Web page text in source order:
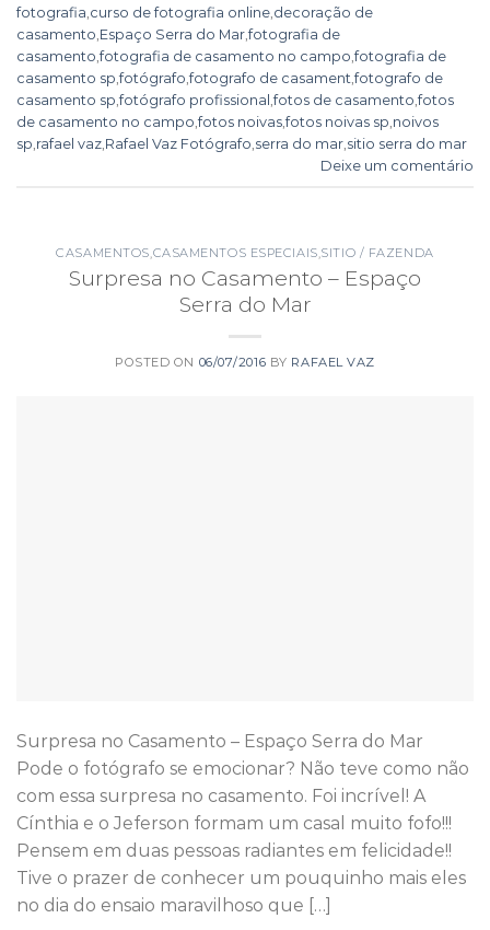
fotografia curso de fotografia online decoração de
casamento Espaço Serra do Mar,fotografia de
casamento ,fotografia de casamento no campo ,fotografia de
casamento sp ,fotógrafo ,fotografo de casament ,fotografo de
casamento sp ,fotógrafo profissional ,fotos de casamento ,fotos
de casamento no campo ,fotos noivas,fotos noivas sp noivos
sp rafael vaz Rafael Vaz Fotógrafo serra do mar sitio serra do mar
Deixe um comentário
CASAMENTOS CASAMENTOS ESPECIAIS SITIO / FAZENDA
Surpresa no Casamento – Espaço
Serra do Mar
POSTED ON 06/07/2016 BY RAFAEL VAZ
Surpresa no Casamento – Espaço Serra do Mar
Pode o fotógrafo se emocionar? Não teve como não
com essa surpresa no casamento. Foi incrível! A
Cínthia e o Jeferson formam um casal muito fofo!!!
Pensem em duas pessoas radiantes em felicidade!!
Tive o prazer de conhecer um pouquinho mais eles
no dia do ensaio maravilhoso que […]